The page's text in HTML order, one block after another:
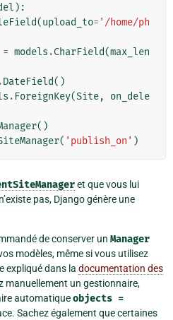
):
(upload_to= '/home/ph
= models .CharField(max_len
.DateField()
. ForeignKey(Site,
on_dele
()
( 'publish_on' )
et que vous lui
pas, Django génère une
de conserver un Manager
modèles, même si vous utilisez
expliqué dans la documentation des
manuellement un gestionnaire,
automatiqueobjects =
Sachez également que certaines